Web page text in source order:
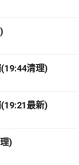
清理)
最新)
)